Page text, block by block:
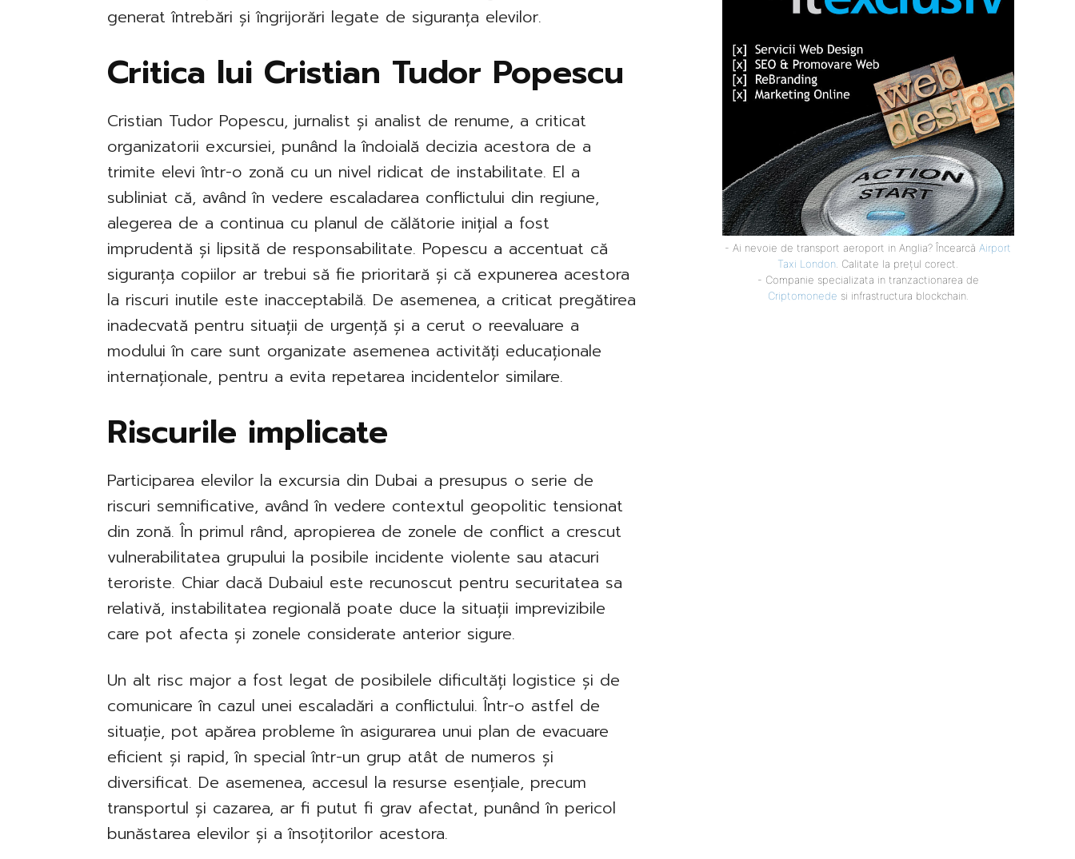
generat întrebări și îngrijorări legate de siguranța elevilor.
Critica lui Cristian Tudor Popescu
Cristian Tudor Popescu, jurnalist și analist de renume, a criticat
organizatorii excursiei, punând la îndoială decizia acestora de a
trimite elevi într-o zonă cu un nivel ridicat de instabilitate. El a
subliniat că, având în vedere escaladarea conflictului din regiune,
alegerea de a continua cu planul de călătorie inițial a fost
imprudentă și lipsită de responsabilitate. Popescu a accentuat că
siguranța copiilor ar trebui să fie prioritară și că expunerea acestora
la riscuri inutile este inacceptabilă. De asemenea, a criticat pregătirea
inadecvată pentru situații de urgență și a cerut o reevaluare a
modului în care sunt organizate asemenea activități educaționale
internaționale, pentru a evita repetarea incidentelor similare.
Riscurile implicate
Participarea elevilor la excursia din Dubai a presupus o serie de
riscuri semnificative, având în vedere contextul geopolitic tensionat
din zonă. În primul rând, apropierea de zonele de conflict a crescut
vulnerabilitatea grupului la posibile incidente violente sau atacuri
teroriste. Chiar dacă Dubaiul este recunoscut pentru securitatea sa
relativă, instabilitatea regională poate duce la situații imprevizibile
care pot afecta și zonele considerate anterior sigure.
Un alt risc major a fost legat de posibilele dificultăți logistice și de
comunicare în cazul unei escaladări a conflictului. Într-o astfel de
situație, pot apărea probleme în asigurarea unui plan de evacuare
eficient și rapid, în special într-un grup atât de numeros și
diversificat. De asemenea, accesul la resurse esențiale, precum
transportul și cazarea, ar fi putut fi grav afectat, punând în pericol
bunăstarea elevilor și a însoțitorilor acestora.
- Ai nevoie de transport aeroport in Anglia? Încearcă Airport
Taxi London . Calitate la prețul corect.
- Companie specializata in tranzactionarea de
Criptomonede si infrastructura blockchain.